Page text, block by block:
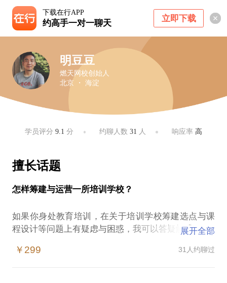
下载在行APP
约高手一对一聊天 立即下载
明豆豆
燃天网校创始人
北京 ・ 海淀
学员评分9.1 分 约聊人数 31 人 响应率 高
擅长话题
怎样筹建与运营一所培训学校？
如果你身处教育培训，在关于培训学校筹建选点与课
程设计等问题上有疑虑与困惑，我可以答疑解惑。
学校课程系统与定位设计；
展开全部
￥299 31人约聊过